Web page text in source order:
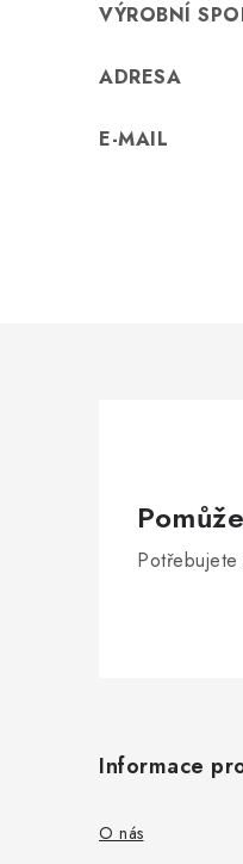
VÝROBNÍ
ADRESA
E-MAIL
Informace
O nás